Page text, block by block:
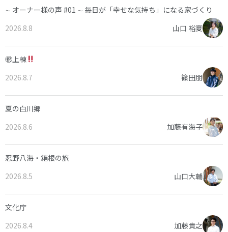
∼ オーナー様の声 #01 ∼ 毎日が「幸せな気持ち」になる家づくり
2026.8.8
山口 裕夏
㊗上棟
2026.8.7
篠田朋
夏の白川郷
2026.8.6
加藤有海子
忍野八海・箱根の旅
2026.8.5
山口大輔
文化庁
2026.8.4
加藤貴之